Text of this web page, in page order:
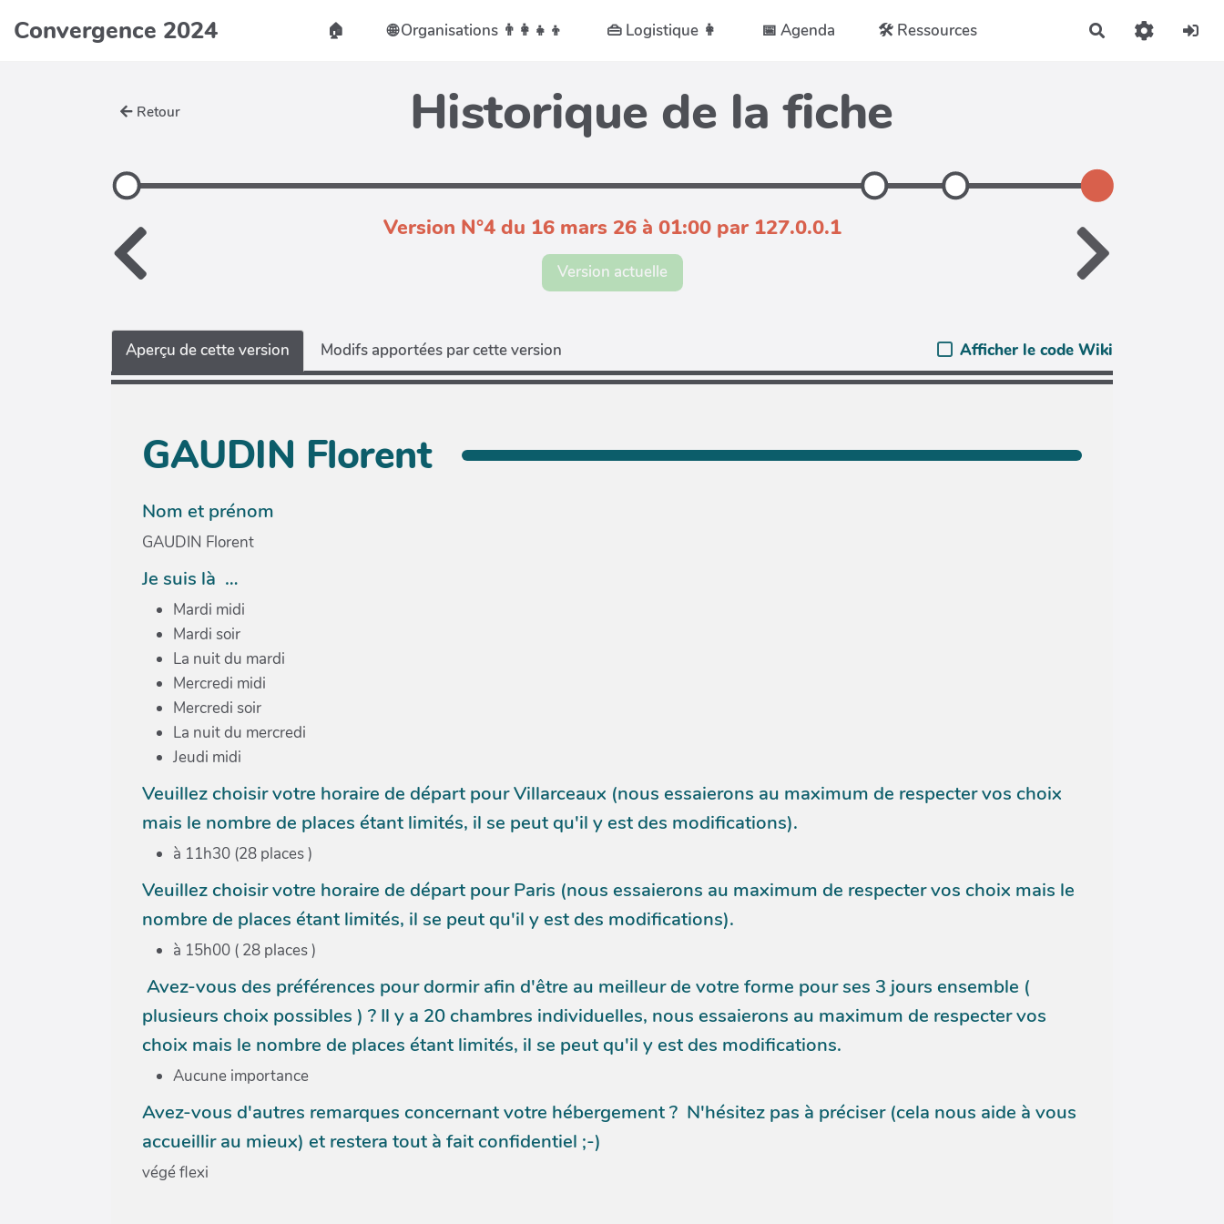
Convergence 2024 🏠️ 🌐 Organisations 👨👩👧👦 👜 Logistique 👩 📅 Agenda 🛠️ Ressources Rechercher
Retour Historique de la fiche
Version N°4 du 16 mars 26 à 01:00 par 127.0.0.1
Version actuelle
Aperçu de cette version Modifs apportées par cette version Afficher le code Wiki
GAUDIN Florent
Nom et prénom
GAUDIN Florent
Je suis là …
Mardi midi
Mardi soir
La nuit du mardi
Mercredi midi
Mercredi soir
La nuit du mercredi
Jeudi midi
Veuillez choisir votre horaire de départ pour Villarceaux (nous essaierons au maximum de respecter vos choix
mais le nombre de places étant limités, il se peut qu'il y est des modifications).
à 11h30 (28 places )
Veuillez choisir votre horaire de départ pour Paris (nous essaierons au maximum de respecter vos choix mais le
nombre de places étant limités, il se peut qu'il y est des modifications).
à 15h00 ( 28 places )
Avez-vous des préférences pour dormir afin d'être au meilleur de votre forme pour ses 3 jours ensemble (
plusieurs choix possibles ) ? Il y a 20 chambres individuelles, nous essaierons au maximum de respecter vos
choix mais le nombre de places étant limités, il se peut qu'il y est des modifications.
Aucune importance
Avez-vous d'autres remarques concernant votre hébergement ? N'hésitez pas à préciser (cela nous aide à vous
accueillir au mieux) et restera tout à fait confidentiel ;-)
végé flexi